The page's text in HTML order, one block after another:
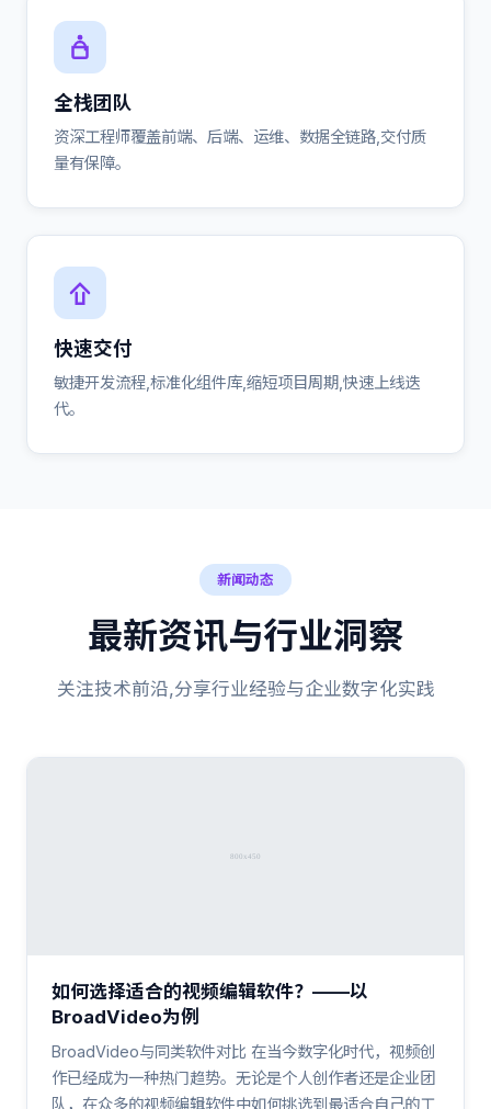
全栈团队
资深工程师覆盖前端、后端、运维、数据全链路,交付质
量有保障。
快速交付
敏捷开发流程,标准化组件库,缩短项目周期,快速上线迭
代。
新闻动态
最新资讯与行业洞察
关注技术前沿,分享行业经验与企业数字化实践
如何选择适合的视频编辑软件？——以
BroadVideo为例
BroadVideo与同类软件对比 在当今数字化时代，视频创
作已经成为一种热门趋势。无论是个人创作者还是企业团
队，在众多的视频编辑软件中如何挑选到最适合自己的工